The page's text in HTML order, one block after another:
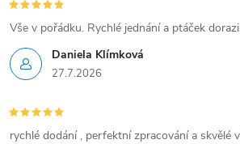
Daniela Klímková
27.7.2026
Vše v pořádku. Rychlé jednání a ptáček
rychlé dodání , perfektní zpracování a skvělé